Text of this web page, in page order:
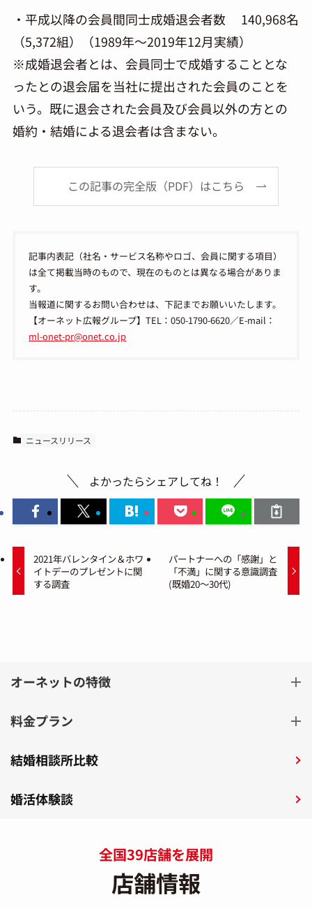
・平成以降の会員間同士成婚退会者数 140,968名
（5,372組）（1989年～2019年12月実績）
※成婚退会者とは、会員同士で成婚することとな
ったとの退会届を当社に提出された会員のことを
いう。既に退会された会員及び会員以外の方との
婚約・結婚による退会者は含まない。
この記事の完全版（PDF）はこちら
記事内表記（社名・サービス名称やロゴ、会員に関する項目）
は全て掲載当時のもので、現在のものとは異なる場合がありま
す。
当報道に関するお問い合わせは、下記までお願いいたします。
【オーネット広報グループ】TEL：050-1790-6620／E-mail：
ml-onet-pr@onet.co.jp
ニュースリリース
よかったらシェアしてね！
2021年バレンタイン＆ホワ
イトデーのプレゼントに関
する調査
パートナーへの「感謝」と
「不満」に関する意識調査
(既婚20～30代)
オーネットの特徴
料金プラン
結婚相談所比較
婚活体験談
全国39店舗を展開
店舗情報